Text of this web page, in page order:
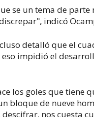
se un tema de parte
indicó
detalló que el
eso impidió el
los goles que tiene
bloque de nueve
nos cuesta